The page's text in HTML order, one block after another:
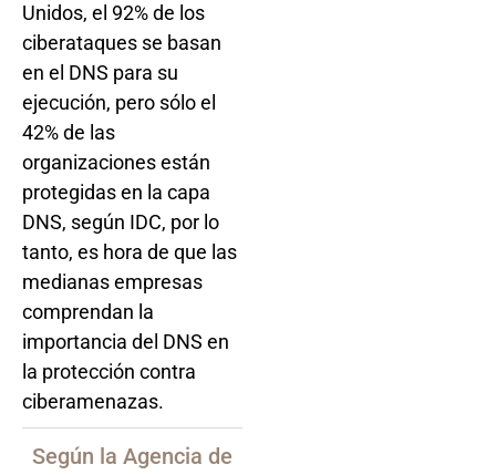
Unidos, el 92% de los
ciberataques se basan
en el DNS para su
ejecución, pero sólo el
42% de las
organizaciones están
protegidas en la capa
DNS, según IDC, por lo
tanto, es hora de que las
medianas empresas
comprendan la
importancia del DNS en
la protección contra
ciberamenazas.
Según la Agencia de